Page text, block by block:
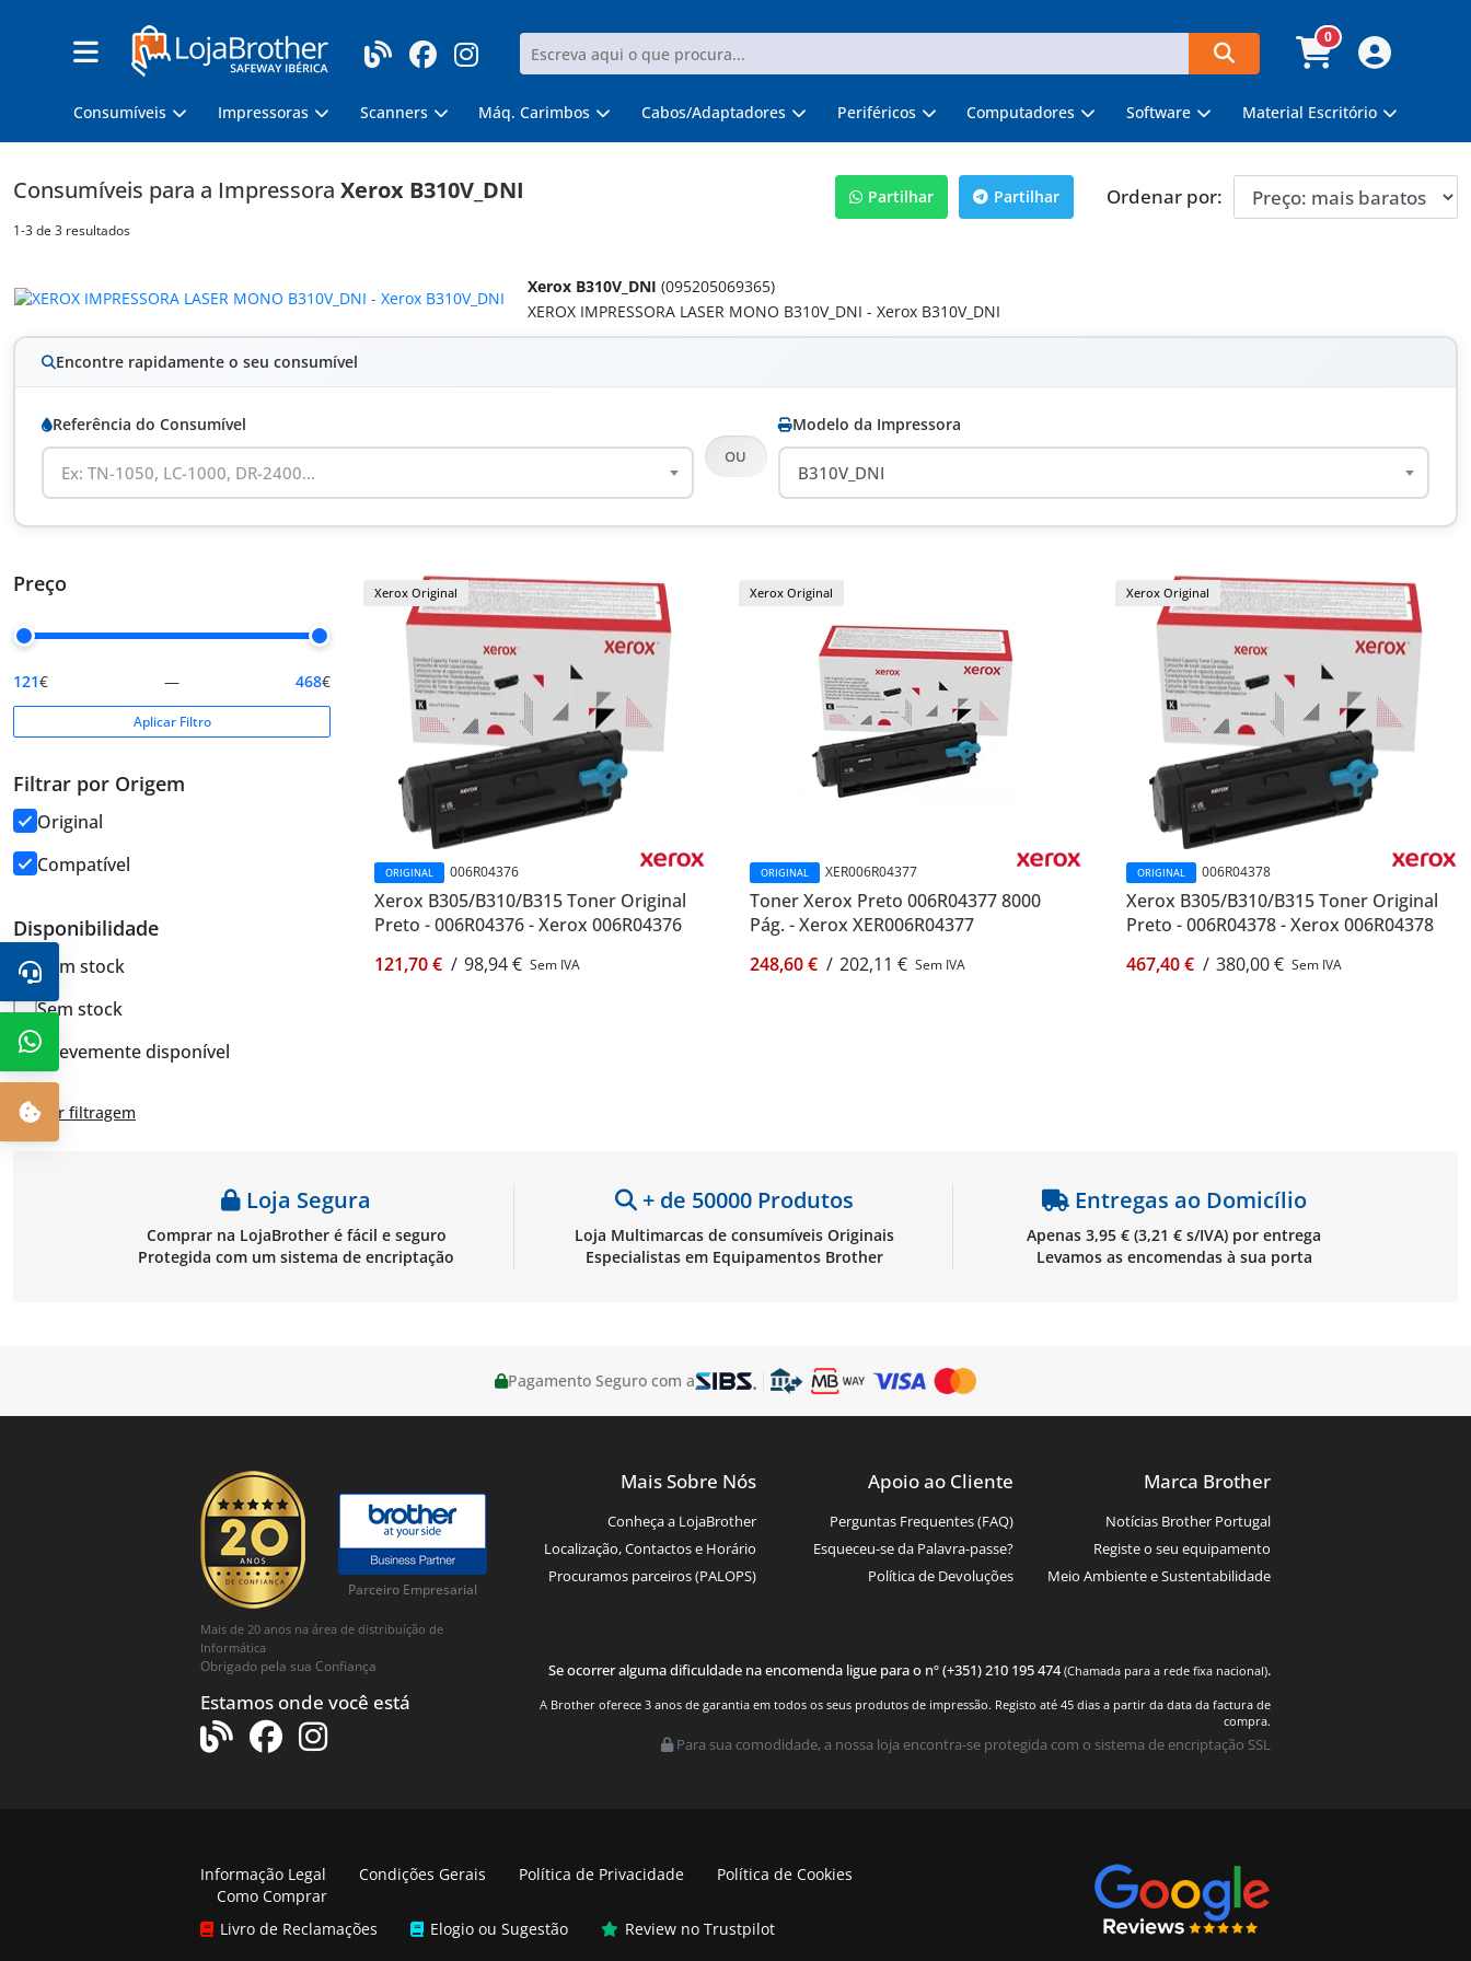
0
Consumíveis Impressoras Scanners Máq. Carimbos Cabos/Adaptadores Periféricos Computadores Software Material Escritório
Consumíveis para a Impressora Xerox B310V_DNI
1-3 de 3 resultados
Partilhar Partilhar Ordenar por:
Xerox B310V_DNI (095205069365)
XEROX IMPRESSORA LASER MONO B310V_DNI - Xerox B310V_DNI
Encontre rapidamente o seu consumível
Referência do Consumível
Ex: TN-1050, LC-1000, DR-2400...
OU
Modelo da Impressora
B310V_DNI
Preço
121€ — 468€
Aplicar Filtro
Filtrar por Origem
Original
Compatível
Disponibilidade
Com stock
Sem stock
Brevemente disponível
Limpar filtragem
Xerox Original
ORIGINAL 006R04376
Xerox B305/B310/B315 Toner Original
Preto - 006R04376 - Xerox 006R04376
121,70 € / 98,94 € Sem IVA
Xerox Original
ORIGINAL XER006R04377
Toner Xerox Preto 006R04377 8000
Pág. - Xerox XER006R04377
248,60 € / 202,11 € Sem IVA
Xerox Original
ORIGINAL 006R04378
Xerox B305/B310/B315 Toner Original
Preto - 006R04378 - Xerox 006R04378
467,40 € / 380,00 € Sem IVA
Loja Segura
Comprar na LojaBrother é fácil e seguro
Protegida com um sistema de encriptação
+ de 50000 Produtos
Loja Multimarcas de consumíveis Originais
Especialistas em Equipamentos Brother
Entregas ao Domicílio
Apenas 3,95 € (3,21 € s/IVA) por entrega
Levamos as encomendas à sua porta
Pagamento Seguro com a
Parceiro Empresarial
Mais de 20 anos na área de distribuíção de
Informática
Obrigado pela sua Confiança
Estamos onde você está
Mais Sobre Nós
Conheça a LojaBrother
Localização, Contactos e Horário
Procuramos parceiros (PALOPS)
Apoio ao Cliente
Perguntas Frequentes (FAQ)
Esqueceu-se da Palavra-passe?
Política de Devoluções
Marca Brother
Notícias Brother Portugal
Registe o seu equipamento
Meio Ambiente e Sustentabilidade
Se ocorrer alguma dificuldade na encomenda ligue para o nº (+351) 210 195 474(Chamada para a rede fixa nacional).
A Brother oferece 3 anos de garantia em todos os seus produtos de impressão. Registo até 45 dias a partir da data da factura de
compra.
Para sua comodidade, a nossa loja encontra-se protegida com o sistema de encriptação SSL
Informação Legal Condições Gerais Política de Privacidade
Política de Cookies
Como Comprar
Livro de Reclamações
Elogio ou Sugestão Review no Trustpilot